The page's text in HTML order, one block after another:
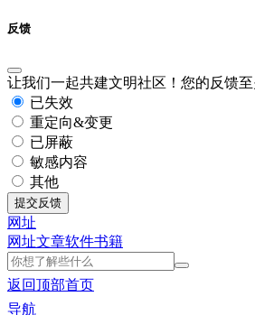
反馈
让我们一起共建文明社区！您的反馈至
已失效
重定向&变更
已屏蔽
敏感内容
其他
提交反馈
网址
网址文章软件书籍
返回顶部首页
导航